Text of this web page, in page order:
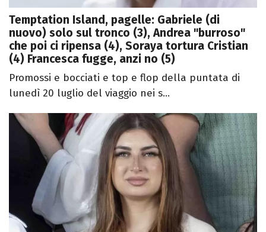
Temptation Island, pagelle: Gabriele (di
nuovo) solo sul tronco (3), Andrea "burroso"
che poi ci ripensa (4), Soraya tortura Cristian
(4) Francesca fugge, anzi no (5)
Promossi e bocciati e top e flop della puntata di
lunedì 20 luglio del viaggio nei s...